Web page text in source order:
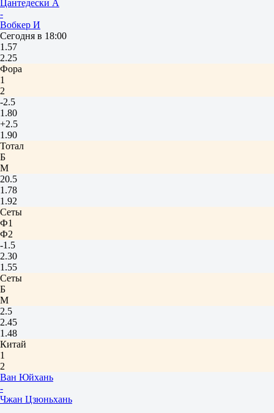
Цантедески А
-
Вобкер И
Сегодня в 18:00
1.57
2.25
Фора
1
2
-2.5
1.80
+2.5
1.90
Тотал
Б
М
20.5
1.78
1.92
Сеты
Ф1
Ф2
-1.5
2.30
1.55
Сеты
Б
М
2.5
2.45
1.48
Китай
1
2
Ван Юйхань
-
Чжан Цзюньхань